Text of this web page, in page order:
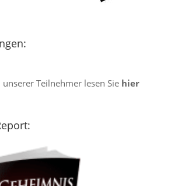
Teilnehmer lesen Sie hier